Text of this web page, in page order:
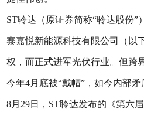
ST聆达（原证券简称“聆达股份”
寨嘉悦新能源科技有限公司（以
权，而正式进军光伏行业。但跨
今年4月底被“戴帽”，如今内部矛
8月29日，ST聆达发布的《第六